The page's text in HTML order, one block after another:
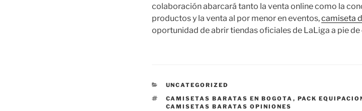
colaboración abarcará tanto la venta online como la
productos y la venta al por menor en eventos,camiseta
oportunidad de abrir tiendas oficiales de LaLiga a pie de
CATEGORÍAS
UNCATEGORIZED
ETIQUETAS
CAMISETAS BARATAS EN BOGOTA , PACK
CAMISETAS BARATAS OPINIONES